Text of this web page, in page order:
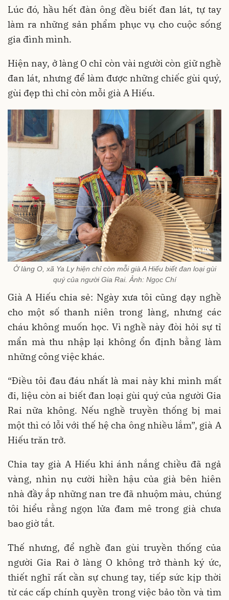
Lúc đó, hầu hết đàn ông đều biết đan lát, tự tay
làm ra những sản phẩm phục vụ cho cuộc sống
gia đình mình.
Hiện nay, ở làng O chỉ còn vài người còn giữ nghề
đan lát, nhưng để làm được những chiếc gùi quý,
gùi đẹp thì chỉ còn mỗi già A Hiếu.
Ở làng O, xã Ya Ly hiện chỉ còn mỗi già A Hiếu biết đan loại gùi
quý của người Gia Rai. Ảnh: Ngọc Chí
Già A Hiếu chia sẻ: Ngày xưa tôi cũng dạy nghề
cho một số thanh niên trong làng, nhưng các
cháu không muốn học. Vì nghề này đòi hỏi sự tỉ
mẩn mà thu nhập lại không ổn định bằng làm
những công việc khác.
“Điều tôi đau đáu nhất là mai này khi mình mất
đi, liệu còn ai biết đan loại gùi quý của người Gia
Rai nữa không. Nếu nghề truyền thống bị mai
một thì có lỗi với thế hệ cha ông nhiều lắm”, già A
Hiếu trăn trở.
Chia tay già A Hiếu khi ánh nắng chiều đã ngả
vàng, nhìn nụ cười hiền hậu của già bên hiên
nhà đầy ắp những nan tre đã nhuộm màu, chúng
tôi hiểu rằng ngọn lửa đam mê trong già chưa
bao giờ tắt.
Thế nhưng, để nghề đan gùi truyền thống của
người Gia Rai ở làng O không trở thành ký ức,
thiết nghĩ rất cần sự chung tay, tiếp sức kịp thời
từ các cấp chính quyền trong việc bảo tồn và tìm